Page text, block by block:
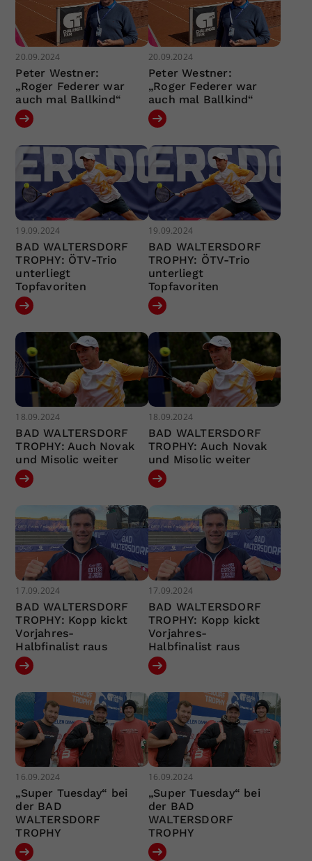
20.09.2024
Peter Westner:
„Roger Federer war
auch mal Ballkind“
20.09.2024
Peter Westner:
„Roger Federer war
auch mal Ballkind“
19.09.2024
BAD WALTERSDORF
TROPHY: ÖTV-Trio
unterliegt
Topfavoriten
19.09.2024
BAD WALTERSDORF
TROPHY: ÖTV-Trio
unterliegt
Topfavoriten
18.09.2024
BAD WALTERSDORF
TROPHY: Auch Novak
und Misolic weiter
18.09.2024
BAD WALTERSDORF
TROPHY: Auch Novak
und Misolic weiter
17.09.2024
BAD WALTERSDORF
TROPHY: Kopp kickt
Vorjahres-
Halbfinalist raus
17.09.2024
BAD WALTERSDORF
TROPHY: Kopp kickt
Vorjahres-
Halbfinalist raus
16.09.2024
„Super Tuesday“ bei
der BAD
WALTERSDORF
TROPHY
16.09.2024
„Super Tuesday“ bei
der BAD
WALTERSDORF
TROPHY